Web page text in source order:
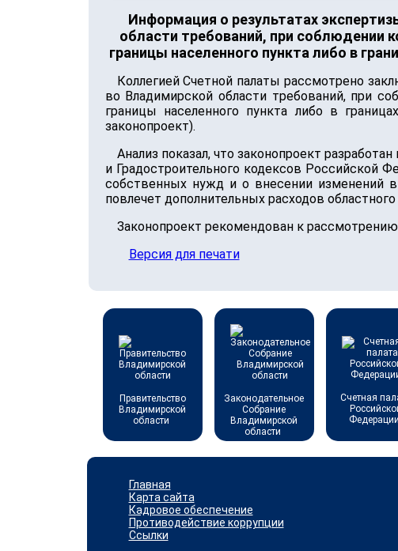
Информация о результатах
области требований, при соблюдении
границы населенного пункта либо в
Коллегией Счетной палаты рассмотрено
во Владимирской области требований, при
границы населенного пункта либо в
законопроект).
Анализ показал, что законопроект
и Градостроительного кодексов Российской
собственных нужд и о внесении изменений
повлечет дополнительных расходов
Законопроект рекомендован к
Версия для печати
Правительство
Владимирской
области
Законодательное
Собрание
Владимирской
области
Счетная
Федерации
Главная
Карта сайта
Кадровое обеспечение
Противодействие коррупции
Ссылки